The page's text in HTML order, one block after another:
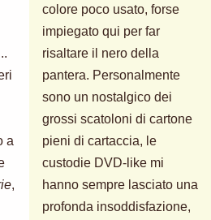
a
,
colore poco usato, forse
impiegato qui per far
risaltare il nero della
pantera. Personalmente
sono un nostalgico dei
grossi scatoloni di cartone
pieni di cartaccia, le
custodie DVD-like mi
hanno sempre lasciato una
profonda insoddisfazione,